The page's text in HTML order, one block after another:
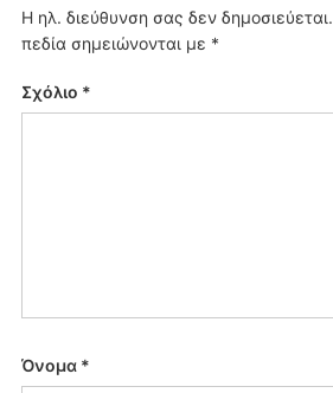
Η ηλ. διεύθυνση σας δεν δημοσιεύεται.
πεδία σημειώνονται με *
Σχόλιο *
Όνομα *